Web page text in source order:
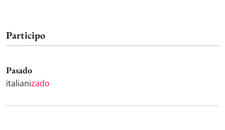
Participo
Pasado
italianizado